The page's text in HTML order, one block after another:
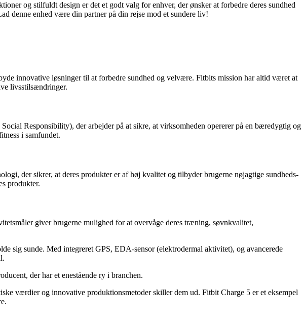
og stilfuldt design er det et godt valg for enhver, der ønsker at forbedre deres sundhed
denne enhed være din partner på din rejse mod et sundere liv!
innovative løsninger til at forbedre sundhed og velvære. Fitbits mission har altid været at
livsstilsændringer.
Responsibility), der arbejder på at sikre, at virksomheden opererer på en bæredygtig og
i samfundet.
der sikrer, at deres produkter er af høj kvalitet og tilbyder brugerne nøjagtige sundheds-
produkter.
giver brugerne mulighed for at overvåge deres træning, søvnkvalitet,
sig sunde. Med integreret GPS, EDA-sensor (elektrodermal aktivitet), og avancerede
der har et enestående ry i branchen.
værdier og innovative produktionsmetoder skiller dem ud. Fitbit Charge 5 er et eksempel